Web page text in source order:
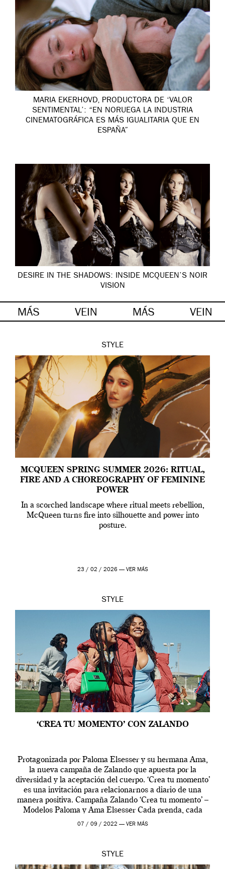
MARIA EKERHOVD, PRODUCTORA DE ‘VALOR
SENTIMENTAL’: “EN NORUEGA LA INDUSTRIA
CINEMATOGRÁFICA ES MÁS IGUALITARIA QUE EN
ESPAÑA”
DESIRE IN THE SHADOWS: INSIDE MCQUEEN’S NOIR
VISION
MÁS VEIN MÁS VEIN
STYLE
MCQUEEN SPRING SUMMER 2026: RITUAL,
FIRE AND A CHOREOGRAPHY OF FEMININE
POWER
In a scorched landscape where ritual meets rebellion,
McQueen turns fire into silhouette and power into
posture.
23 / 02 / 2026 — VER MÁS
STYLE
‘CREA TU MOMENTO’ CON ZALANDO
Protagonizada por Paloma Elsesser y su hermana Ama,
la nueva campaña de Zalando que apuesta por la
diversidad y la aceptación del cuerpo. ‘Crea tu momento’
es una invitación para relacionarnos a diario de una
manera positiva. Campaña Zalando ‘Crea tu momento’ –
Modelos Paloma y Ama Elsesser Cada prenda, cada
outfit, cada momento, caracteriza […]
07 / 09 / 2022 — VER MÁS
STYLE